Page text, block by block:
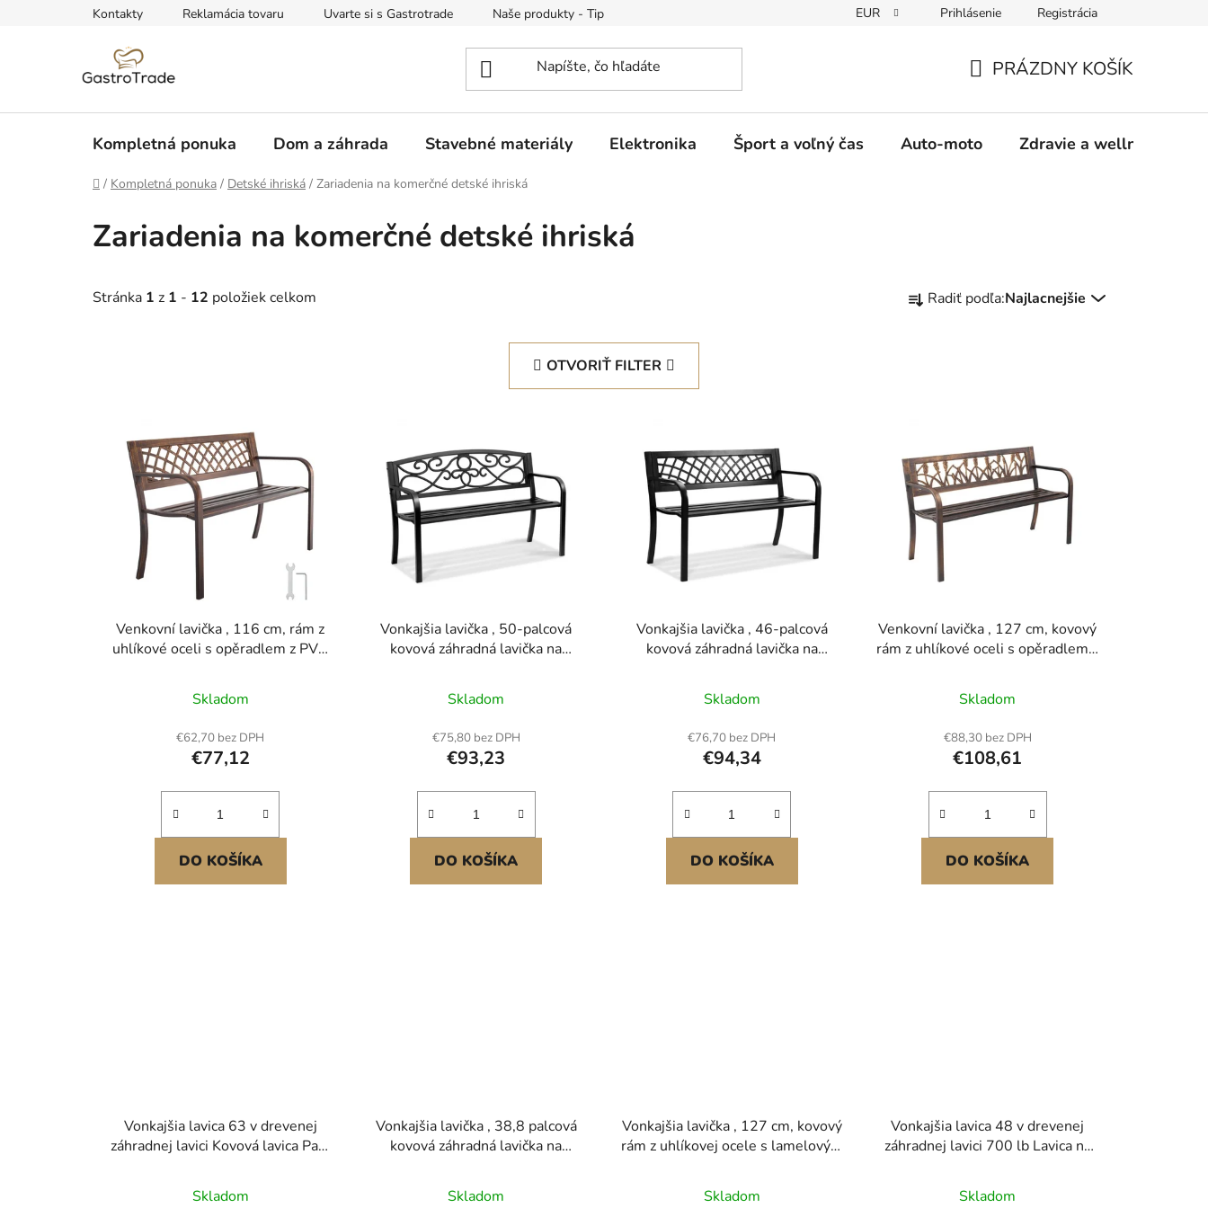
Kontakty Reklamácia tovaru Uvarte si s Gastrotrade Naše produkty - Tipy a triky Moja objednávka
EUR Prihlásenie Registrácia
KOŠÍK
PRÁZDNY KOŠÍK
Kompletná ponuka Dom a záhrada Stavebné materiály Elektronika Šport a voľný čas Auto-moto Zdravie a wellness
Domov
/ Kompletná ponuka / Detské ihriská / Zariadenia na komerčné detské ihriská
Zariadenia na komerčné detské ihriská
Stránka 1 z 1 - 12 položiek celkom
a
r
o
d
u
k
v
Radiť podľa:Najlacnejšie
OTVORIŤ FILTER
Venkovní lavička , 116 cm, rám z
uhlíkové oceli s opěradlem z PVC
opěrkami, odolná proti
povětrnostním vlivům na terasu,
zahradu, park, dvůr, verandu,
starožitný bronz
Skladom
€62,70 bez DPH
€77,12
DO KOŠÍKA
Vonkajšia lavička , 50-palcová
kovová záhradná lavička na
nosnosťou 550 libier, vonkajšia
parková lavička s operadlom a
podrúčkami, lavička na terasu do
záhrady, parku, na dvor, na verandu
Skladom
€75,80 bez DPH
€93,23
DO KOŠÍKA
Vonkajšia lavička , 46-palcová
kovová záhradná lavička na
nosnosťou 480 lb, vonkajšia
parková lavička s operadlom a
podrúčkami, lavička na terasu do
záhrady, parku, na dvor, na verandu
Skladom
€76,70 bez DPH
€94,34
DO KOŠÍKA
Venkovní lavička , 127 cm, kovový
rám z uhlíkové oceli s opěradlem s
zaoblenými loketními opěrkami,
odolná proti povětrnostním vlivům
na terasu, zahradu, park, dvůr,
verandu, starožitný bronz
Skladom
€88,30 bez DPH
€108,61
DO KOŠÍKA
Vonkajšia lavica 63 v drevenej
záhradnej lavici Kovová lavica Park
Skladom
Vonkajšia lavička , 38,8 palcová
kovová záhradná lavička na
nosnosťou 480 lb, vonkajšia
Skladom
Vonkajšia lavička , 127 cm, kovový
rám z uhlíkovej ocele s lamelovým
podrúčkami, vonkajšia lavička
Skladom
Vonkajšia lavica 48 v drevenej
záhradnej lavici 700 lb Lavica na
Skladom